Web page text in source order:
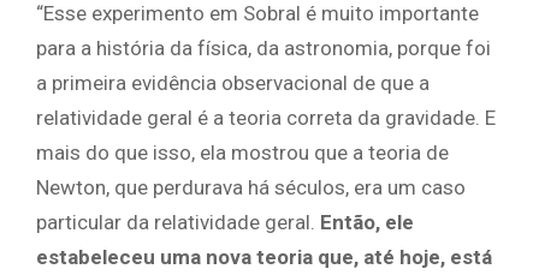
“Esse experimento em Sobral é muito importante
para a história da física, da astronomia, porque foi
a primeira evidência observacional de que a
relatividade geral é a teoria correta da gravidade. E
mais do que isso, ela mostrou que a teoria de
Newton, que perdurava há séculos, era um caso
particular da relatividade geral. Então, ele
estabeleceu uma nova teoria que, até hoje, está